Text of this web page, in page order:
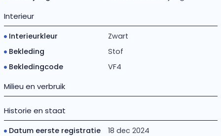
Interieur
Interieurkleur
Zwart
Bekleding
Stof
Bekledingcode
VF4
Milieu en verbruik
Historie en staat
Datum eerste registratie
18 dec 2024